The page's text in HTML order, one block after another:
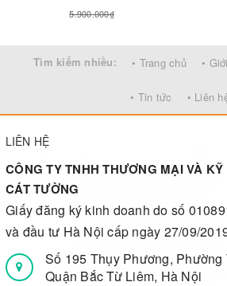
5.900.000₫
Tìm kiếm nhiều: • Trang chủ •
• Tin tức • Liên
LIÊN HỆ
CÔNG TY TNHH THƯƠNG MẠI VÀ
CÁT TƯỜNG
Giấy đăng ký kinh doanh do số
và đầu tư Hà Nội cấp ngày 27/09/
Số 195 Thụy Phương,
Quận Bắc Từ Liêm, Hà Nội